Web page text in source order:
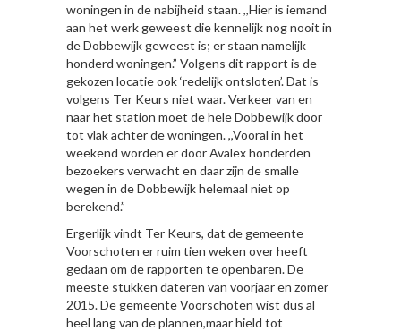
woningen in de nabijheid staan. ,,Hier is iemand
aan het werk geweest die kennelijk nog nooit in
de Dobbewijk geweest is; er staan namelijk
honderd woningen.” Volgens dit rapport is de
gekozen locatie ook ‘redelijk ontsloten’. Dat is
volgens Ter Keurs niet waar. Verkeer van en
naar het station moet de hele Dobbewijk door
tot vlak achter de woningen. ,,Vooral in het
weekend worden er door Avalex honderden
bezoekers verwacht en daar zijn de smalle
wegen in de Dobbewijk helemaal niet op
berekend.”
Ergerlijk vindt Ter Keurs, dat de gemeente
Voorschoten er ruim tien weken over heeft
gedaan om de rapporten te openbaren. De
meeste stukken dateren van voorjaar en zomer
2015. De gemeente Voorschoten wist dus al
heel lang van de plannen,maar hield tot